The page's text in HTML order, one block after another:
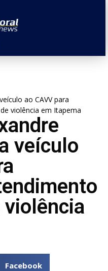
ao CAVV para
violência em Itapema
veículo
Facebook